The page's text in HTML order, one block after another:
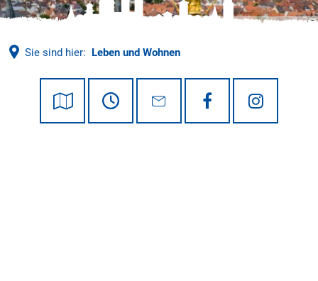
Holger Leue, © © Holger Leue / www.leue-photo.com
Sie sind hier: Leben und Wohnen